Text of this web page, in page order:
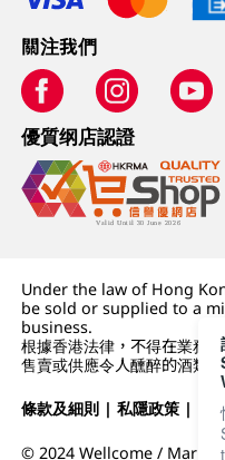
關注我們
優質纲店認證
Under the law of Hong
be sold or supplied to a
business.
根據香港法律，不得在業務
售賣或供應令人醺醉的酒類。
條款及細則 |私隱政策 |
© 2024 Wellcome / Market